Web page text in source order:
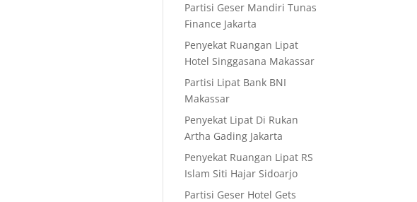
Partisi Geser Mandiri Tunas
Finance Jakarta
Penyekat Ruangan Lipat
Hotel Singgasana Makassar
Partisi Lipat Bank BNI
Makassar
Penyekat Lipat Di Rukan
Artha Gading Jakarta
Penyekat Ruangan Lipat RS
Islam Siti Hajar Sidoarjo
Partisi Geser Hotel Gets